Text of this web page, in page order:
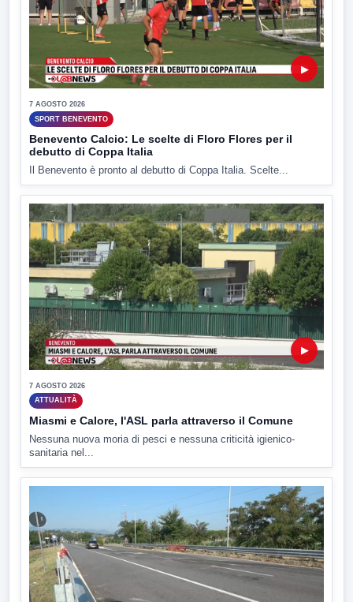
▶
7 AGOSTO 2026
SPORT BENEVENTO
Benevento Calcio: Le scelte di Floro Flores per il
debutto di Coppa Italia
Il Benevento è pronto al debutto di Coppa Italia. Scelte...
▶
7 AGOSTO 2026
ATTUALITÀ
Miasmi e Calore, l'ASL parla attraverso il Comune
Nessuna nuova moria di pesci e nessuna criticità igienico-
sanitaria nel...